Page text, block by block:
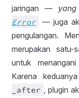
jaringan —
Error
— juga
pengulangan.
merupakan
untuk
Karena
_after , plugin